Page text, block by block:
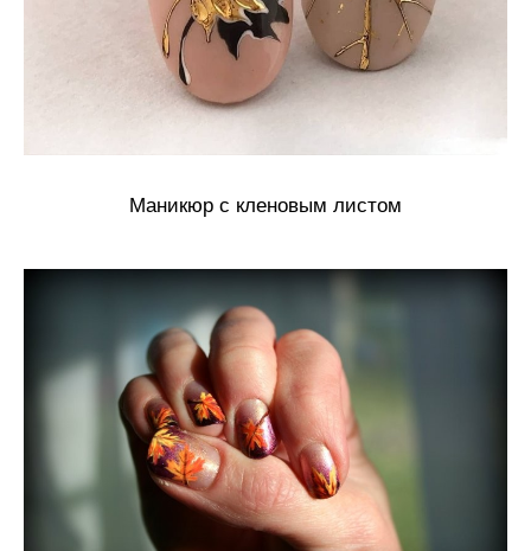
Маникюр с кленовым листом